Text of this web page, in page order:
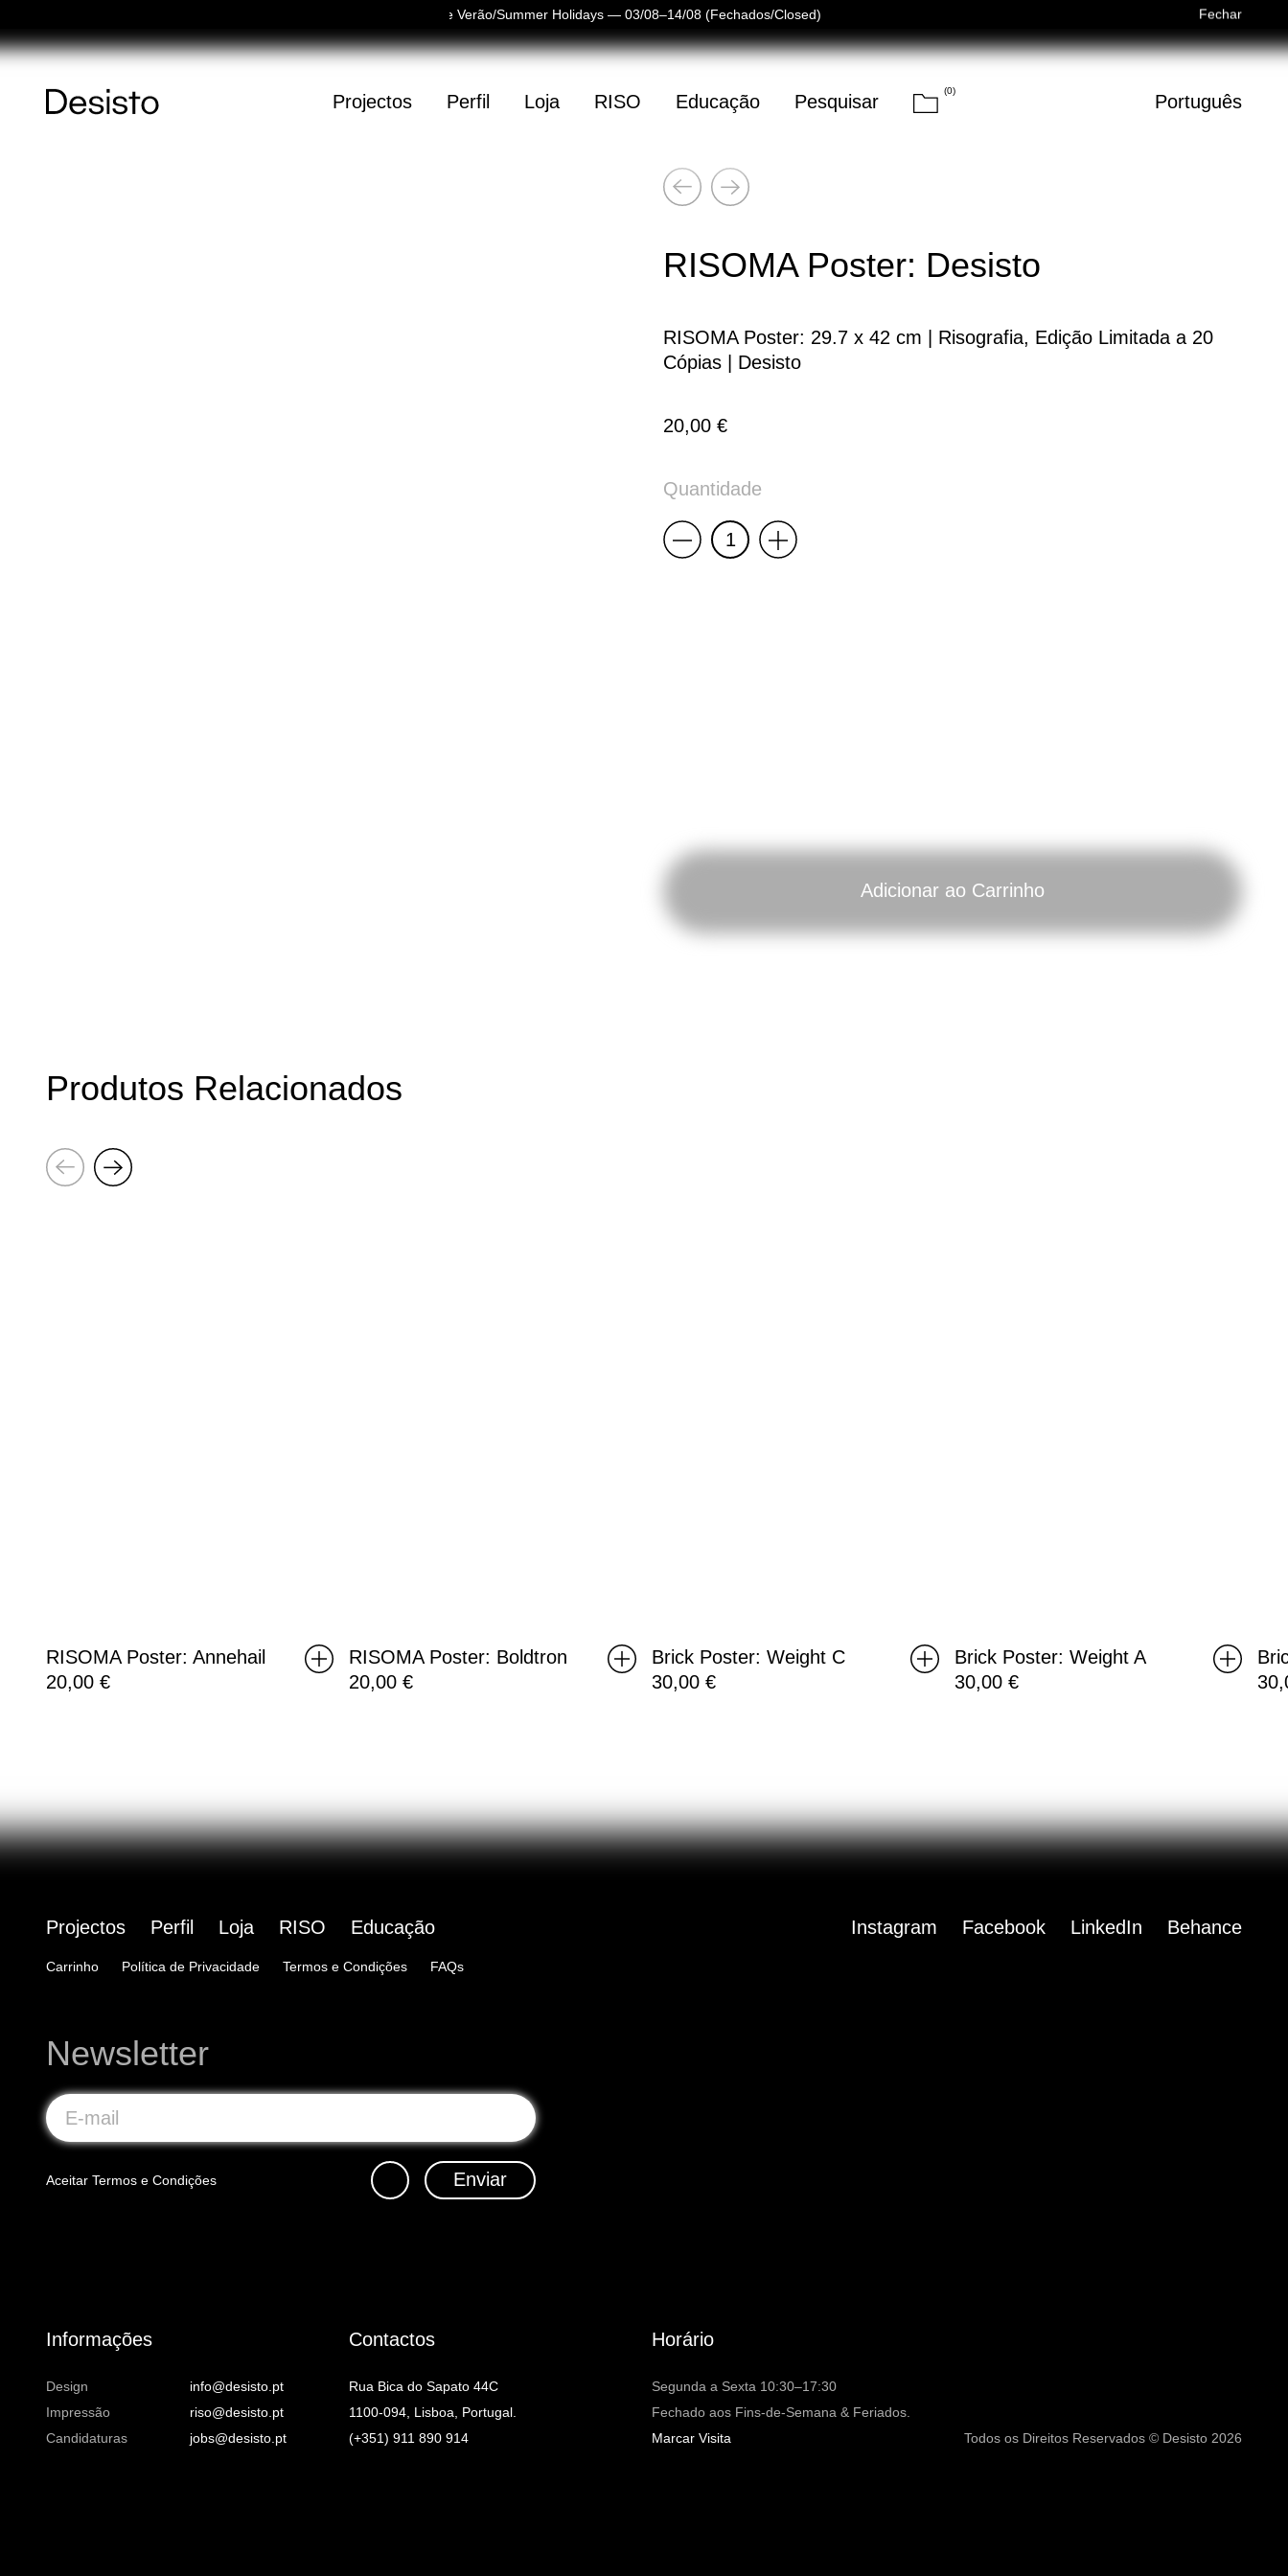
Férias de Verão/Summer Holidays — 03/08–14/08 (Fechados/Closed) Férias de Verão/Summer Holidays — 03/08–14/08 (Fechados/Closed)
Fechar
Página
Projectos Perfil Loja RISO Educação Pesquisar Carrinho
(0)
Português
Anterior
Seguinte
RISOMA Poster: Desisto
RISOMA Poster: 29.7 x 42 cm | Risografia, Edição Limitada a 20
Cópias | Desisto
20,00 €
Quantidade
LessQuantidade
de
More
Adicionar ao Carrinho
Produtos Relacionados
Anterior
Seguinte
RISOMA Poster: Annehail
20,00 €
RISOMA Poster: Boldtron
20,00 €
Brick Poster: Weight C
30,00 €
Brick Poster: Weight A
30,00 €
Projectos Perfil Loja RISO Educação Instagram Facebook LinkedIn Behance
Carrinho Política de Privacidade Termos e Condições FAQs
Newsletter
Aceitar Termos e Condições Enviar
Informações
Design
info@desisto.pt
Impressão
riso@desisto.pt
Candidaturas
jobs@desisto.pt
Contactos
Rua Bica do Sapato 44C
1100-094, Lisboa, Portugal.
(+351) 911 890 914
Horário
Segunda a Sexta 10:30–17:30
Fechado aos Fins-de-Semana & Feriados.
Marcar Visita
Todos os Direitos Reservados © Desisto 2026